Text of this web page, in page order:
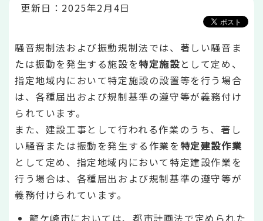
更新日：2025年2月4日
騒音規制法および振動規制法では、著しい騒音ま
たは振動を発生する施設を特定施設として定め、
指定地域内において特定施設の設置等を行う場合
は、各種届出および規制基準の遵守等が義務付け
られています。
また、建設工事として行われる作業のうち、著し
い騒音または振動を発生する作業を特定建設作業
として定め、指定地域内において特定建設作業を
行う場合は、各種届出および規制基準の遵守等が
義務付けられています。
龍ケ崎市においては、都市計画法で定められた